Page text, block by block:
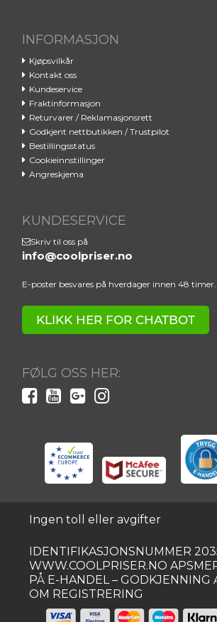
INFORMASJON
Kjøpsvilkår
Kontakt oss
Kundeservice
Fraktinformasjon
Returvarer / Reklamasjonsrett
Godkjent nettbutikken / Trustpilot
Bestillingsstatus
Cookieinnstillinger
Angreskjema
KUNDESERVICE
Skriv til oss på
info@coolpriser.no
E-poster besvares på hverdager innen 48 timer.
KLIKK HER FOR CHATBOT
FØLG OSS HER:
Ingen toll eller avgifter
IDENTIFIKASJONSNUMMER
WWW.COOLPRISER.NO
PÅ E-HANDEL – GODKJENNING
OM REGISTRERING
Din sjanse til å
Byredos
Gypsy Water
Meld deg på i dag, så
få Byredo Gypsy Water
hver måned. ✔️
Email
REGNE MED MEG
Tilbudet gjelder for nye og eksisterende
Vinneren vil bli varslet via e-post.